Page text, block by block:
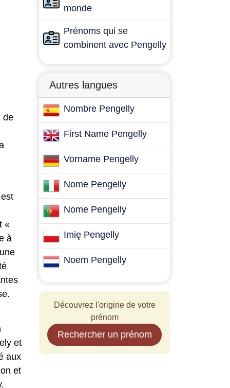
de
«
à
et
aux
et
monde
Prénoms qui se
combinent avec Pengelly
Autres langues
Nombre Pengelly
First Name Pengelly
Vorname Pengelly
Nome Pengelly
Nome Pengelly
Imię Pengelly
Noem Pengelly
Découvrez l'origine de votre
prénom
Rechercher un prénom